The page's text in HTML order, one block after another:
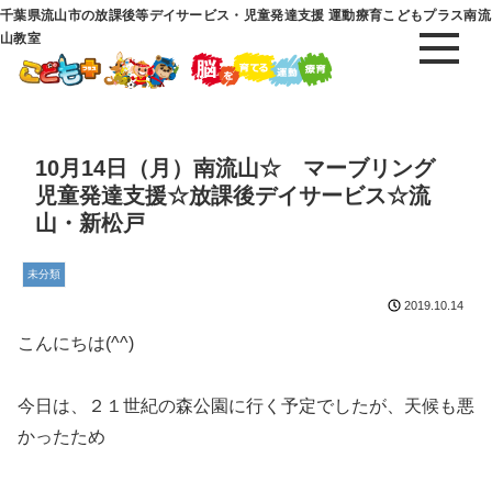
千葉県流山市の放課後等デイサービス・児童発達支援 運動療育こどもプラス南流
山教室
10月14日（月）南流山☆ マーブリング
児童発達支援☆放課後デイサービス☆流
山・新松戸
未分類
2019.10.14
こんにちは(^^)
今日は、２１世紀の森公園に行く予定でしたが、天候も悪
かったため